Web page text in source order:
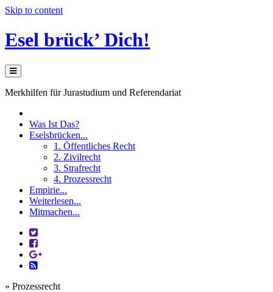
Skip to content
Esel brück’ Dich!
Merkhilfen für Jurastudium und Referendariat
Was Ist Das?
Eselsbrücken...
1. Öffentliches Recht
2. Zivilrecht
3. Strafrecht
4. Prozessrecht
Empirie...
Weiterlesen...
Mitmachen...
» Prozessrecht